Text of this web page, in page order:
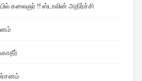
கலைஞர் !! ஸ்டாலின் அதிர்ச்சி